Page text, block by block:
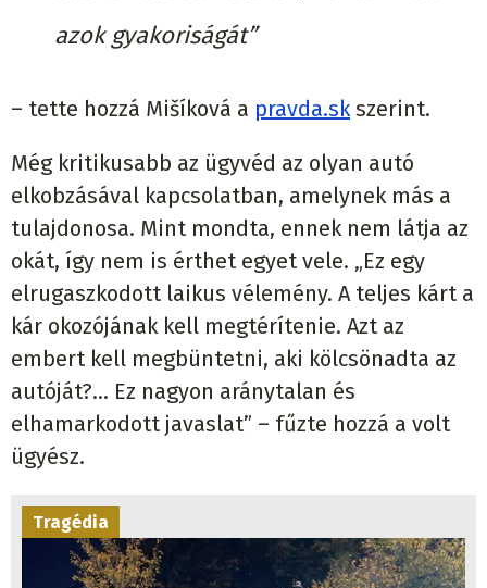
azok gyakoriságát”
– tette hozzá Mišíková a pravda.sk szerint.
Még kritikusabb az ügyvéd az olyan autó
elkobzásával kapcsolatban, amelynek más a
tulajdonosa. Mint mondta, ennek nem látja az
okát, így nem is érthet egyet vele. „Ez egy
elrugaszkodott laikus vélemény. A teljes kárt a
kár okozójának kell megtérítenie. Azt az
embert kell megbüntetni, aki kölcsönadta az
autóját?... Ez nagyon aránytalan és
elhamarkodott javaslat” – fűzte hozzá a volt
ügyész.
Tragédia